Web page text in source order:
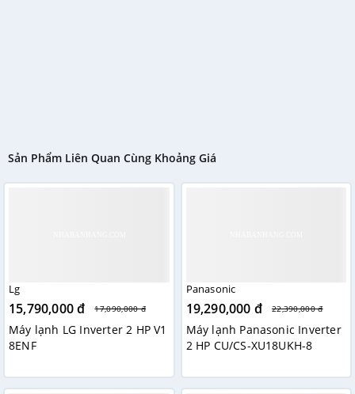
Sản Phẩm Liên Quan Cùng Khoảng Giá
Lg
15,790,000 đ 17,090,000 đ
Máy lạnh LG Inverter 2 HP V1
8ENF
Panasonic
19,290,000 đ 22,390,000 đ
Máy lạnh Panasonic Inverter
2 HP CU/CS-XU18UKH-8